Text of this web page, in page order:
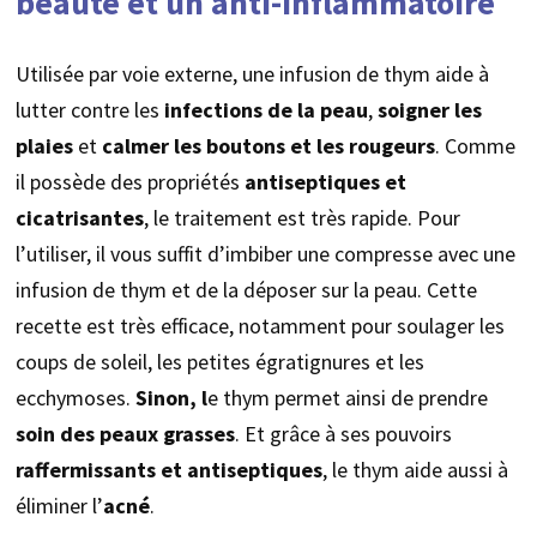
Utilisée par voie externe, une infusion de thym aide à
lutter contre les infections de la peau,soigner les
plaieset calmer les boutons et les rougeurs. Comme
il possède des propriétés antiseptiques et
cicatrisantes, le traitement est très rapide. Pour
l’utiliser, il vous suffit d’imbiber une compresse avec une
infusion de thym et de la déposer sur la peau. Cette
recette est très efficace, notamment pour soulager les
coups de soleil, les petites égratignures et les
ecchymoses. Sinon, le thym permet ainsi de prendre
soin des peaux grasses. Et grâce à ses pouvoirs
raffermissants et antiseptiques, le thym aide aussi à
éliminer l’acné.